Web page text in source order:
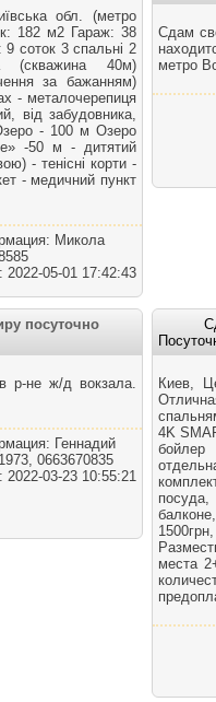
обл. (метро
182 м2 Гараж: 38
соток 3 спальні 2
(скважина 40м)
за бажанням)
- металочерепиця
від забудовника,
- 100 м Озеро
-50 м - дитятий
- тенісні корти -
- медичний пункт
Микола
2022-05-01 17:42:43
Сдам
метро
посуточно
р-не ж/д вокзала.
Геннадий
0663670835
2022-03-23 10:55:21
Киев,
4K
бойлер
места